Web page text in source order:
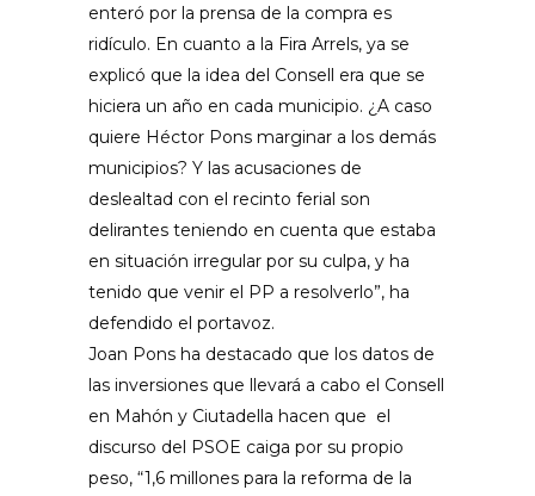
enteró por la prensa de la compra es
ridículo. En cuanto a la Fira Arrels, ya se
explicó que la idea del Consell era que se
hiciera un año en cada municipio. ¿A caso
quiere Héctor Pons marginar a los demás
municipios? Y las acusaciones de
deslealtad con el recinto ferial son
delirantes teniendo en cuenta que estaba
en situación irregular por su culpa, y ha
tenido que venir el PP a resolverlo”, ha
defendido el portavoz.
Joan Pons ha destacado que los datos de
las inversiones que llevará a cabo el Consell
en Mahón y Ciutadella hacen que el
discurso del PSOE caiga por su propio
peso, “1,6 millones para la reforma de la